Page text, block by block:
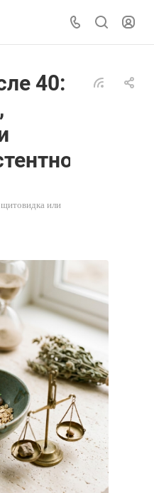
40:
или